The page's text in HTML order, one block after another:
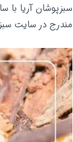
سبزپوشان آریا
مندرج در سایت